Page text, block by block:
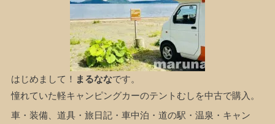
はじめまして！ まるななです。
憧れていた軽キャンピングカーのテントむしを中古で購入。
車・装備、道具・旅日記・車中泊・道の駅・温泉・キャン